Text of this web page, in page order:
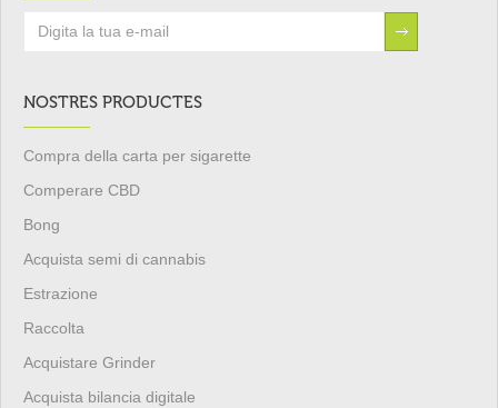
NOSTRES PRODUCTES
Compra della carta per sigarette
Comperare CBD
Bong
Acquista semi di cannabis
Estrazione
Raccolta
Acquistare Grinder
Acquista bilancia digitale